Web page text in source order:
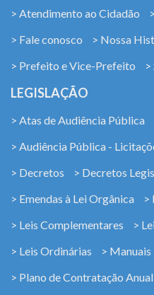
> Atendimento ao Cidadão
> Fale conosco
> Nossa
> Prefeito e Vice-Prefeito
LEGISLAÇÃO
> Atas de Audiência Pública
> Audiência Pública -
> Decretos
> Decretos
> Emendas à Lei Orgânica
>
> Leis Complementares
>
> Leis Ordinárias
> Manuais
> Plano de Contratação Anual